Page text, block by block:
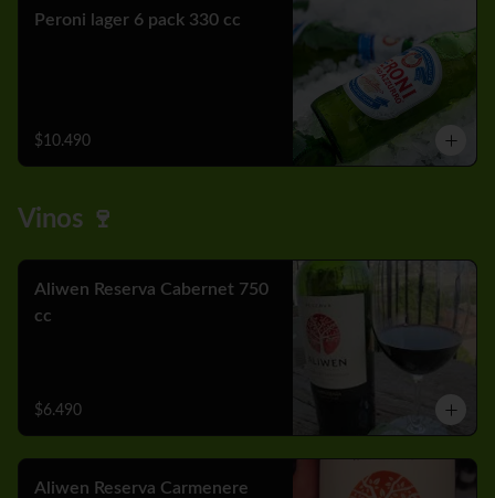
Peroni lager 6 pack 330 cc
$10.490
Vinos 🍷
Aliwen Reserva Cabernet 750
cc
$6.490
Aliwen Reserva Carmenere